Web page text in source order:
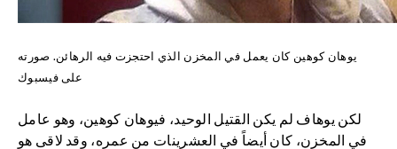
يوهان كوهين كان يعمل في المخزن الذي احتجزت فيه الرهائن. صورته
على فيسبوك
لكن يوهاف لم يكن القتيل الوحيد، فيوهان كوهين، وهو عامل
في المخزن، كان أيضاً في العشرينات من عمره، وقد لاقى هو